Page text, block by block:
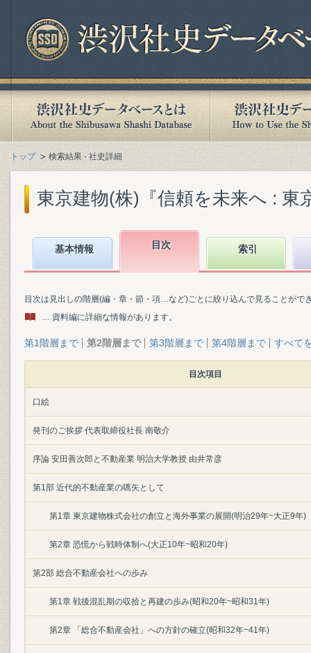
トップ 検索結果 - 社史詳細
東京建物(株)『信頼を未来へ : 東
基本情報 目次 索引
目次は見出しの階層(編・章・節・項…など)ごとに絞り込んで見ることがで
… 資料編に詳細な情報があります。
第1階層まで 第2階層まで 第3階層まで 第4階層まで すべて
目次項目
口絵
発刊のご挨拶 代表取締役社長 南敬介
序論 安田善次郎と不動産業 明治大学教授 由井常彦
第1部 近代的不動産業の嚆矢として
第1章 東京建物株式会社の創立と海外事業の展開(明治29年~大正9年)
第2章 恐慌から戦時体制へ(大正10年~昭和20年)
第2部 総合不動産会社への歩み
第1章 戦後混乱期の収拾と再建の歩み(昭和20年~昭和31年)
第2章 「総合不動産会社」への方針の確立(昭和32年~41年)